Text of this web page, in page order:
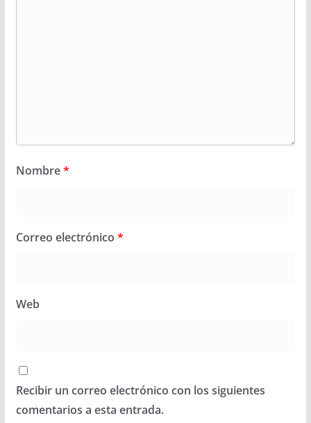
Nombre*
Correo electrónico *
Web
Recibir un correo electrónico con los siguientes
comentarios a esta entrada.